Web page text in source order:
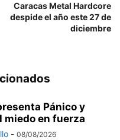
Caracas Metal Hardcore
despide el año este 27 de
diciembre
Pánico y
miedo en fuerza
- 08/08/2026